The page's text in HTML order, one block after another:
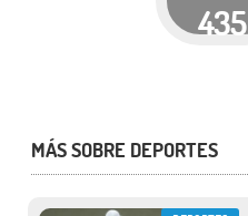
435
MÁS SOBRE DEPORTES